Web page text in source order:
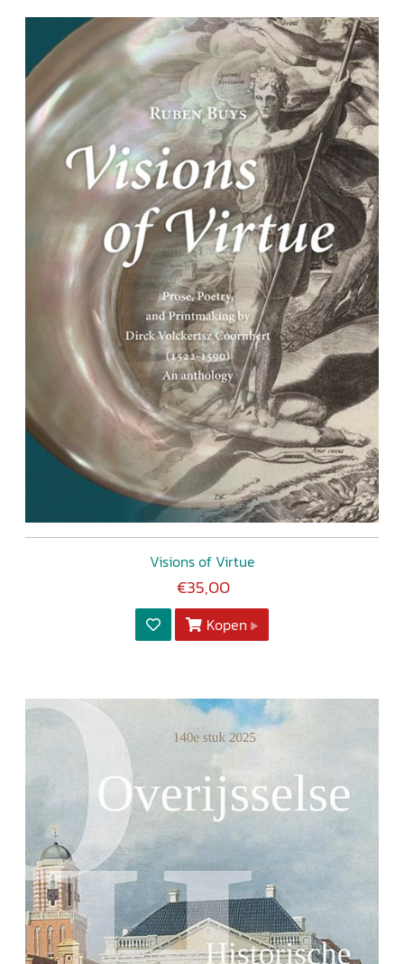
Visions of Virtue
€35,00
Kopen